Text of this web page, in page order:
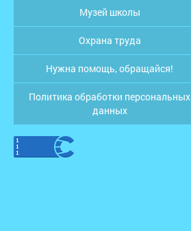
Музей школы
Охрана труда
Нужна помощь, обращайся!
Политика обработки персональных
данных